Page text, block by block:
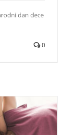
dan dece
0